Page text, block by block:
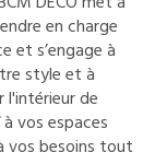
en charge
et s’engage à
style et à
de
à vos espaces
vos besoins tout